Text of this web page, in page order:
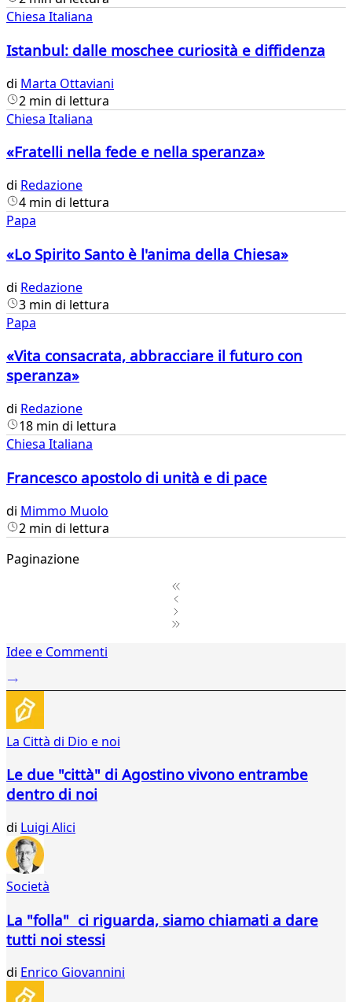
Chiesa Italiana
Istanbul: dalle moschee curiosità e diffidenza
di Marta Ottaviani
2 min di lettura
Chiesa Italiana
«Fratelli nella fede e nella speranza»
di Redazione
4 min di lettura
Papa
«Lo Spirito Santo è l'anima della Chiesa»
di Redazione
3 min di lettura
Papa
«Vita consacrata, abbracciare il futuro con
speranza»
di Redazione
18 min di lettura
Chiesa Italiana
Francesco apostolo di unità e di pace
di Mimmo Muolo
2 min di lettura
Paginazione
2Idee e Commenti
La Città di Dio e noi
Le due "città" di Agostino vivono entrambe
dentro di noi
di Luigi Alici
Società
La "folla" ci riguarda, siamo chiamati a dare
tutti noi stessi
di Enrico Giovannini